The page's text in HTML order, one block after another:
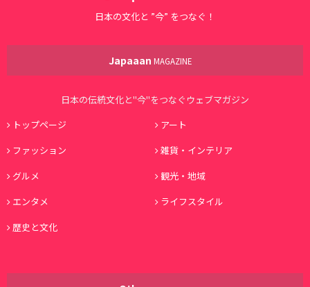
日本の文化と ”今” をつなぐ！
Japaaan MAGAZINE
日本の伝統文化と"今"をつなぐウェブマガジン
トップページ
アート
ファッション
雑貨・インテリア
グルメ
観光・地域
エンタメ
ライフスタイル
歴史と文化